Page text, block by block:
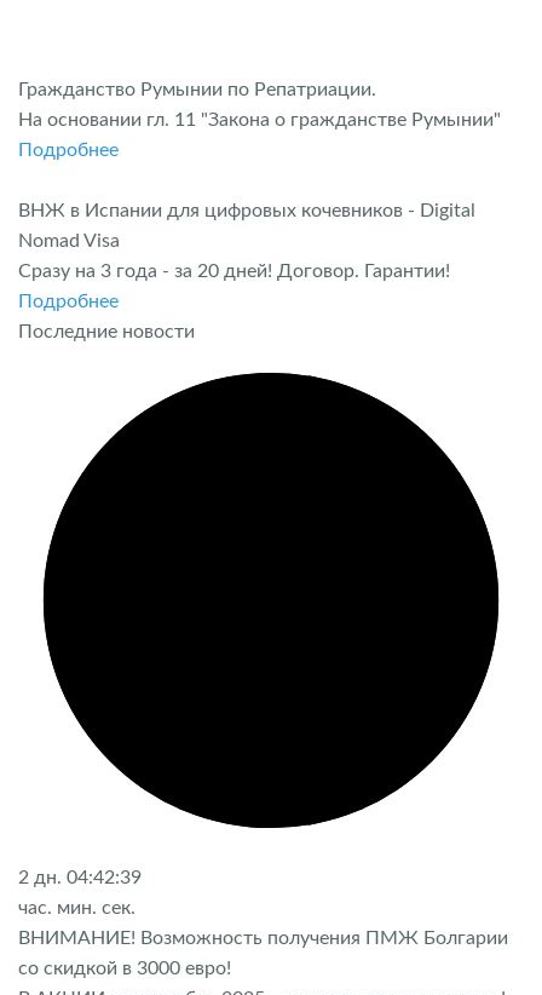
Гражданство Румынии по Репатриации.
На основании гл. 11 "Закона о гражданстве Румынии"
Подробнее
ВНЖ в Испании для цифровых кочевников - Digital
Nomad Visa
Сразу на 3 года - за 20 дней! Договор. Гарантии!
Подробнее
Последние новости
2 дн. 04:42:38
час. мин. сек.
ВНИМАНИЕ! Возможность получения ПМЖ Болгарии
со скидкой в 3000 евро!